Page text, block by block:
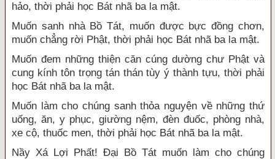
hảo, thời phải học Bát nhã ba la mật.
Muốn sanh nhà Bồ Tát, muốn được bực đồng chơn,
muốn chẳng rời Phật, thời phải học Bát nhã ba la mật.
Muốn đem những thiện căn cúng dường chư Phật và
cung kính tôn trọng tán thán tùy ý thành tựu, thời phải
học Bát nhã ba la mật.
Muốn làm cho chúng sanh thỏa nguyện về những thứ
uống, ăn, y phục, giường nệm, đèn đuốc, phòng nhà,
xe cộ, thuốc men, thời phải học Bát nhã ba la mật.
Nầy Xá Lợi Phất! Đại Bồ Tát muốn làm cho chúng